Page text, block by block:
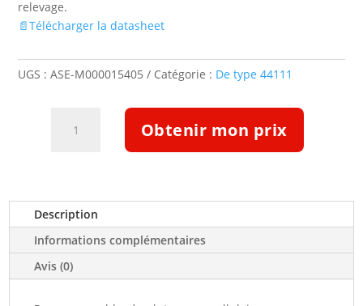
relevage.
📄Télécharger la datasheet
UGS :ASE-M000015405 Catégorie : De type 44111
050-
032-
1601GGSBV06WSEBS2HHB
(5124806)
Obtenir mon prix
Description
Informations complémentaires
Avis (0)